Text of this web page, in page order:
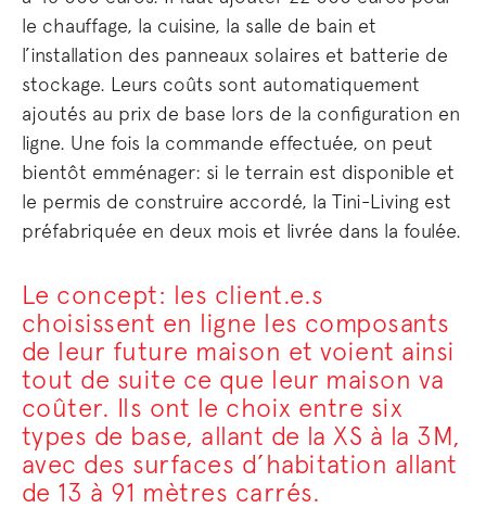
le chauffage, la cuisine, la salle de bain et
l’installation des panneaux solaires et batterie de
stockage. Leurs coûts sont automatiquement
ajoutés au prix de base lors de la configuration en
ligne. Une fois la commande effectuée, on peut
bientôt emménager: si le terrain est disponible et
le permis de construire accordé, la Tini-Living est
préfabriquée en deux mois et livrée dans la foulée.
Le concept: les client.e.s
choisissent en ligne les composants
de leur future maison et voient ainsi
tout de suite ce que leur maison va
coûter. Ils ont le choix entre six
types de base, allant de la XS à la 3M,
avec des surfaces d’habitation allant
de 13 à 91 mètres carrés.